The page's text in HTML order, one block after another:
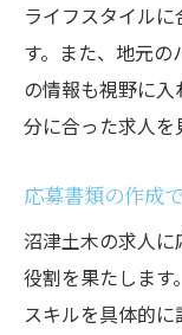
ライフスタイル
す。また、地元の
の情報も視野に
分に合った求人を
応募書類の作成
沼津土木の求人
役割を果たします
スキルを具体的